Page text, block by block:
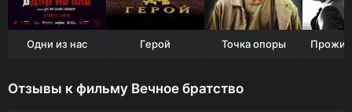
Одни из нас Герой Точка опоры
Отзывы к фильму Вечное братство